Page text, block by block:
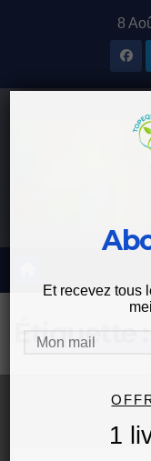
8
Étiquette :
Et recevez tous
1